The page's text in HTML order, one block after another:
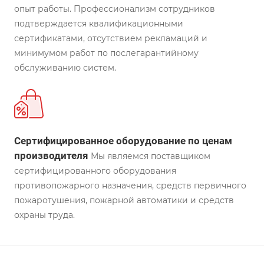
опыт работы. Профессионализм сотрудников
подтверждается квалификационными
сертификатами, отсутствием рекламаций и
минимумом работ по послегарантийному
обслуживанию систем.
Сертифицированное оборудование по ценам
производителя Мы являемся поставщиком
сертифицированного оборудования
противопожарного назначения, средств первичного
пожаротушения, пожарной автоматики и средств
охраны труда.